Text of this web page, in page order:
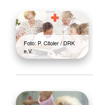
Foto: P. Citoler / DRK
e.V.